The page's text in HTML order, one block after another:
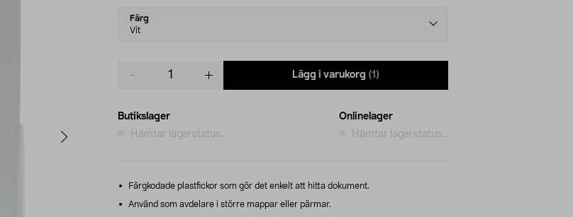
Select
variant
Färg
Vit
Lägg i varukorg (1)
Butikslager
Hämtar lagerstatus...
Onlinelager
Hämtar lagerstatus...
Färgkodade plastfickor som gör det enkelt att hitta dokument.
Använd som avdelare i större mappar eller pärmar.